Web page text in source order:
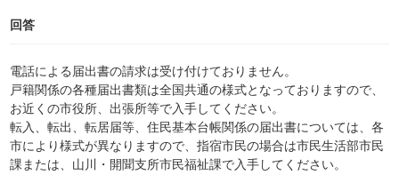
回答
電話による届出書の請求は受け付けておりません。
戸籍関係の各種届出書類は全国共通の様式となっておりますので、
お近くの市役所、出張所等で入手してください。
転入、転出、転居届等、住民基本台帳関係の届出書については、各
市により様式が異なりますので、指宿市民の場合は市民生活部市民
課または、山川・開聞支所市民福祉課で入手してください。